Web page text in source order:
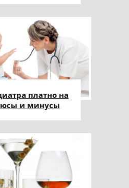
платно на
и минусы